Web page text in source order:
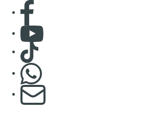
Consulter page Facebook
Consulter Youtube
Consulter TikTok
S'abonner à notre newsletter